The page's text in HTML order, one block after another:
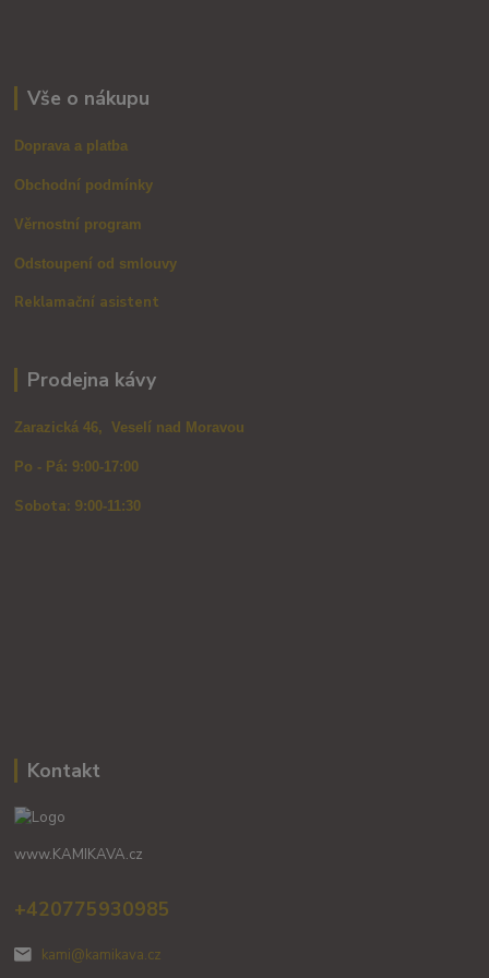
Vše o nákupu
Doprava a platba
Obchodní podmínky
Věrnostní program
Odstoupení od smlouvy
Reklamační asistent
Prodejna kávy
Zarazická 46, Veselí nad Moravou
Po - Pá: 9:00-17:00
Sobota: 9:00-11:30
Kontakt
www.KAMIKAVA.cz
+420775930985
kami@kamikava.cz